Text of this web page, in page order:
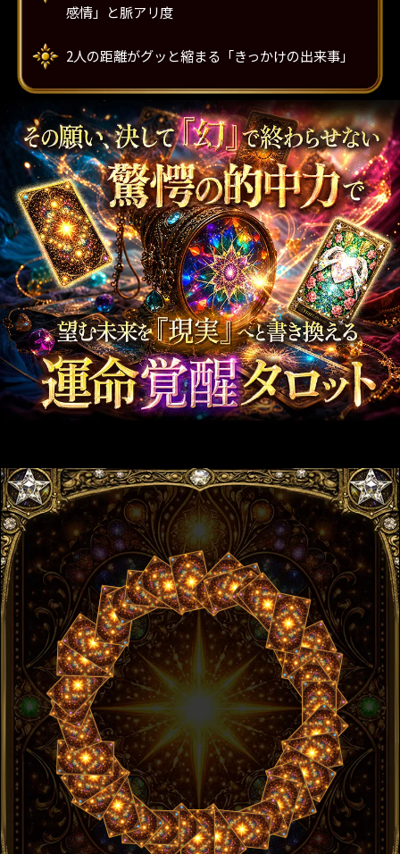
感情」と脈アリ度
2人の距離がグッと縮まる「きっかけの出来事」